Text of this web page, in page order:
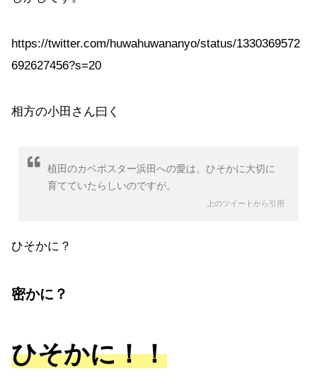
https://twitter.com/huwahuwananyo/status/1330369572
692627456?s=20
相方の小田さん曰く
植田のカベポスター浜田への愛は、ひそかに大切に
育てていたらしいのですが。
上のツイートから引用
ひそかに？
密かに？
ひそかに！！